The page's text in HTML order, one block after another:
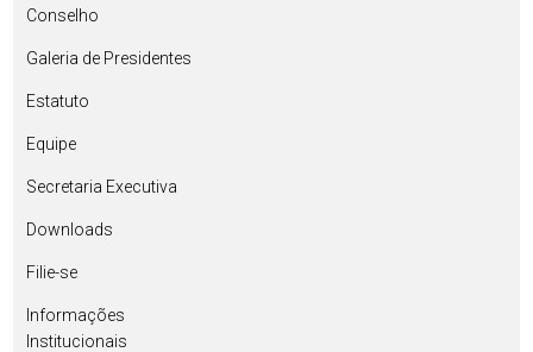
Conselho
Galeria de Presidentes
Estatuto
Equipe
Secretaria Executiva
Downloads
Filie-se
Informações
Institucionais